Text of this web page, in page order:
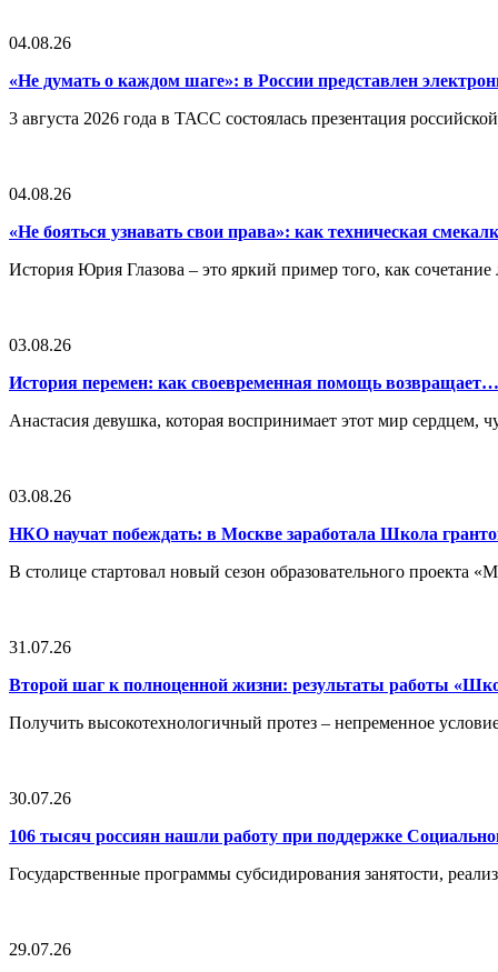
04.08.26
«Не думать о каждом шаге»: в России представлен
3 августа 2026 года в ТАСС состоялась презентация
04.08.26
«Не бояться узнавать свои права»: как техническая
История Юрия Глазова – это яркий пример того, как
03.08.26
История перемен: как своевременная помощь возвращает…
Анастасия девушка, которая воспринимает этот мир сердцем,
03.08.26
НКО научат побеждать: в Москве заработала Школа
В столице стартовал новый сезон образовательного
31.07.26
Второй шаг к полноценной жизни: результаты работы
Получить высокотехнологичный протез – непременное
30.07.26
106 тысяч россиян нашли работу при поддержке
Государственные программы субсидирования занятости,
29.07.26